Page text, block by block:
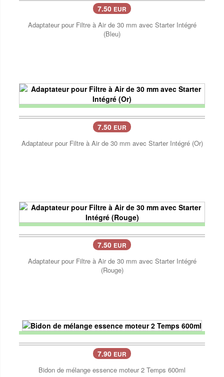
7.50 EUR
Adaptateur pour Filtre à Air de 30 mm avec Starter Intégré
(Bleu)
7.50 EUR
Adaptateur pour Filtre à Air de 30 mm avec Starter Intégré (Or)
7.50 EUR
Adaptateur pour Filtre à Air de 30 mm avec Starter Intégré
(Rouge)
7.90 EUR
Bidon de mélange essence moteur 2 Temps 600ml